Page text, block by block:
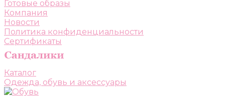
Готовые образы
Компания
Новости
Политика конфиденциальности
Сертификаты
Каталог
Одежда, обувь и аксессуары